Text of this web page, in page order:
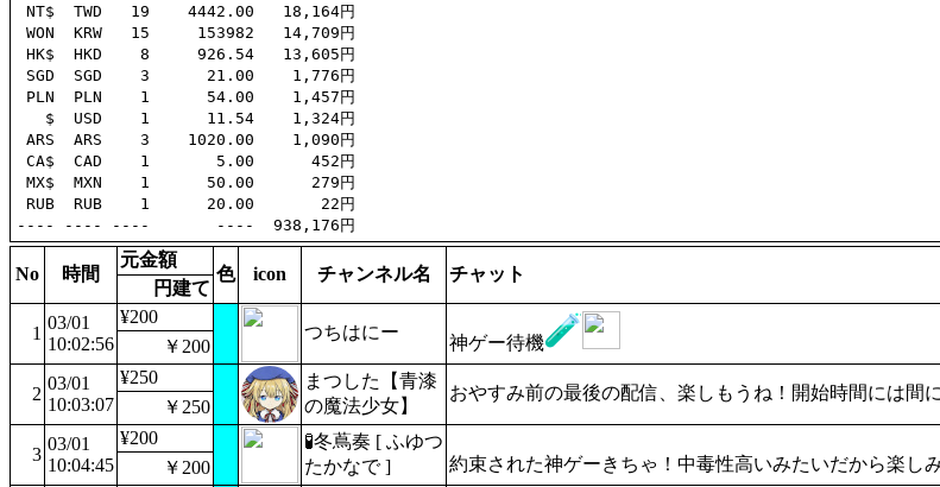
NT$  TWD   19    4442.00   18,164円
WON  KRW   15     153982   14,709円
HK$  HKD    8     926.54   13,605円
SGD  SGD    3      21.00    1,776円
PLN  PLN    1      54.00    1,457円
   $  USD    1      11.54    1,324円
ARS  ARS    3    1020.00    1,090円
CA$  CAD    1       5.00      452円
MX$  MXN    1      50.00      279円
RUB  RUB    1      20.00       22円
No 時間
元金額
色 icon チャンネル名 チャット
円建て
1
03/01
10:02:56
¥200
つちはにー
神ゲー待機
￥200
2
03/01
10:03:07
¥250
まつした【青漆
の魔法少女】
おやすみ前の最後の配信、楽しもうね！開始時間には間
￥250
3
03/01
10:04:45
¥200
🧪冬蔦奏 [ ふゆつ
たかなで ]
約束された神ゲーきちゃ！中毒性高いみたいだから楽し
￥200